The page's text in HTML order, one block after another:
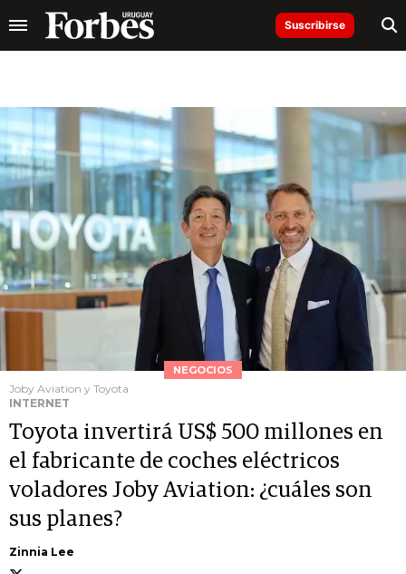
Suscribirse
NEGOCIOS
Joby Aviation y Toyota
INTERNET
Toyota invertirá US$ 500 millones en
el fabricante de coches eléctricos
voladores Joby Aviation: ¿cuáles son
sus planes?
Zinnia Lee